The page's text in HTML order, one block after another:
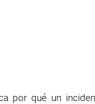
por qué un